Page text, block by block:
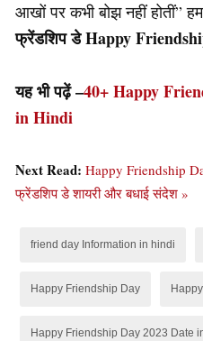
आखों पर कभी बोझ नहीं होतीं”
फ्रेंडशिप डे Happy
यह भी पढ़ें –40+ Happy
in Hindi
Next Read: Happy Friendship
फ्रेंडशिप डे शायरी और बधाई संदेश »
friend day Information in hindi
Happy Friendship Day
Happy Friendship Day 2023 Date